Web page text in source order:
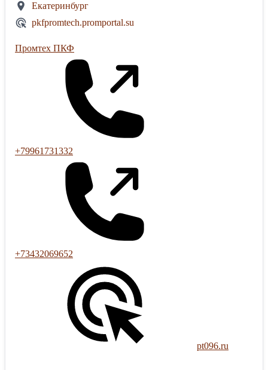
Екатеринбург
pkfpromtech.promportal.su
Промтех ПКФ
+79961731332
+73432069652
pt096.ru